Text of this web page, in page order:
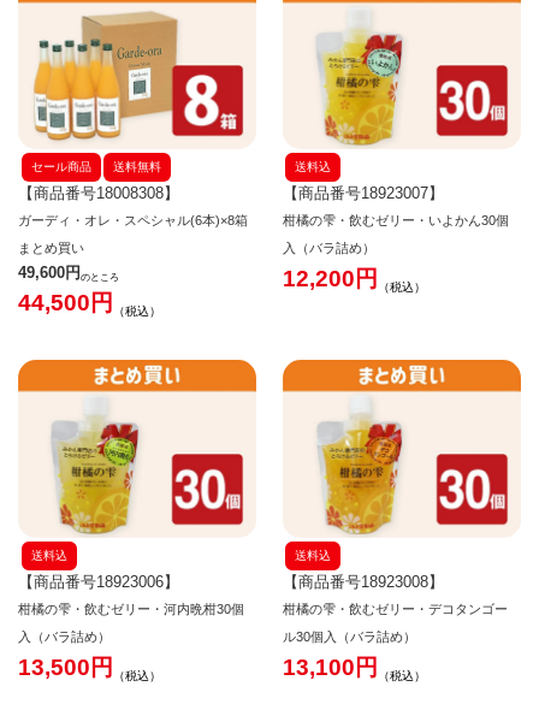
セール商品 送料無料
【商品番号18008308】
ガーディ・オレ・スペシャル(6本)×8箱
まとめ買い
49,600 のところ
44,500 税込
送料込
【商品番号18923007】
柑橘の雫・飲むゼリー・いよかん30個
入（バラ詰め）
12,200 税込
送料込
【商品番号18923006】
柑橘の雫・飲むゼリー・河内晩柑30個
入（バラ詰め）
13,500 税込
送料込
【商品番号18923008】
柑橘の雫・飲むゼリー・デコタンゴー
ル30個入（バラ詰め）
13,100 税込